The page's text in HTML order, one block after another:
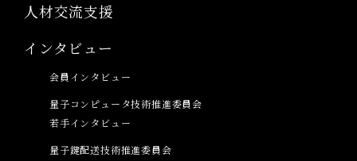
人材交流支援
インタビュー
会員インタビュー
量子コンピュータ技術推進委員会
若手インタビュー
量子鍵配送技術推進委員会